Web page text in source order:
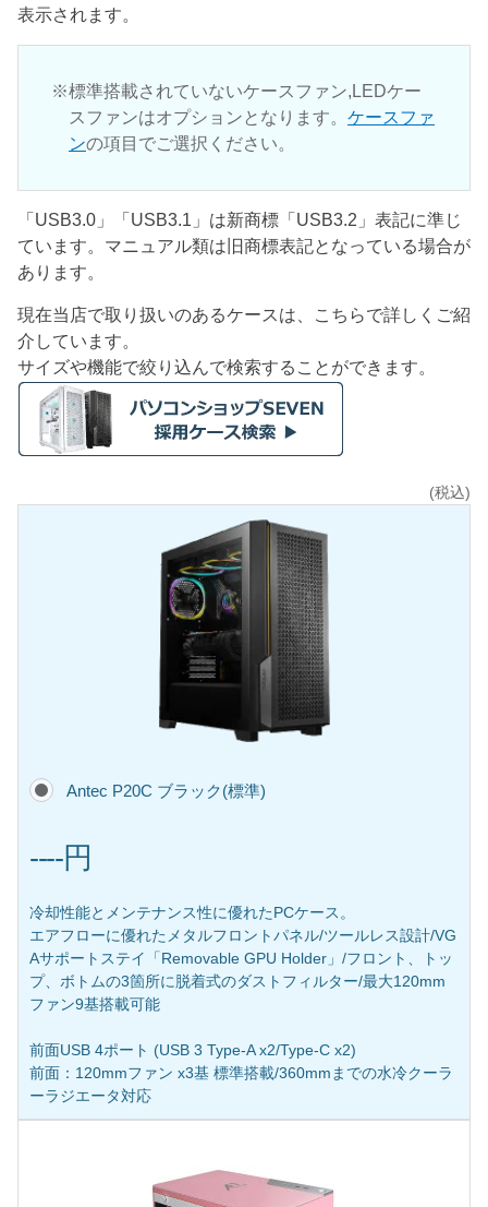
表示されます。
標準搭載されていないケースファン,LEDケー
スファンはオプションとなります。 ケースファ
ンの項目でご選択ください。
「USB3.0」「USB3.1」は新商標「USB3.2」表記に準じ
ています。マニュアル類は旧商標表記となっている場合が
あります。
現在当店で取り扱いのあるケースは、こちらで詳しくご紹
介しています。
サイズや機能で絞り込んで検索することができます。
(税込)
Antec P20C ブラック(標準)
----円
冷却性能とメンテナンス性に優れたPCケース。
エアフローに優れたメタルフロントパネル/ツールレス設計/VG
Aサポートステイ「Removable GPU Holder」/フロント、トッ
プ、ボトムの3箇所に脱着式のダストフィルター/最大120mm
ファン9基搭載可能
前面USB 4ポート (USB 3 Type-A x2/Type-C x2)
前面：120mmファン x3基 標準搭載/360mmまでの水冷クーラ
ーラジエータ対応